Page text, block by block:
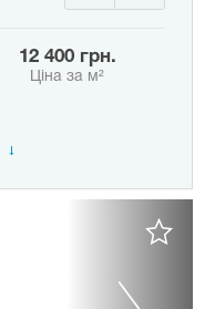
12 400 грн.
Ціна за м²